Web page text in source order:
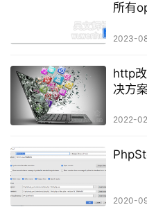
所有
2023-
http
决方
2022-
2020-